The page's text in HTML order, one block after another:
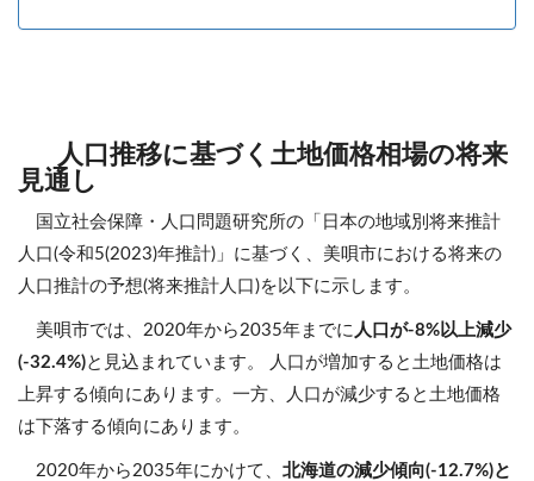
人口推移に基づく土地価格相場の将来
見通し
国立社会保障・人口問題研究所の「日本の地域別将来推計
人口(令和5(2023)年推計)」に基づく、美唄市における将来の
人口推計の予想(将来推計人口)を以下に示します。
美唄市では、2020年から2035年までに 人口が-8%以上減少
(-32.4%)と見込まれています。 人口が増加すると土地価格は
上昇する傾向にあります。一方、人口が減少すると土地価格
は下落する傾向にあります。
2020年から2035年にかけて、 北海道の減少傾向(-12.7%)と